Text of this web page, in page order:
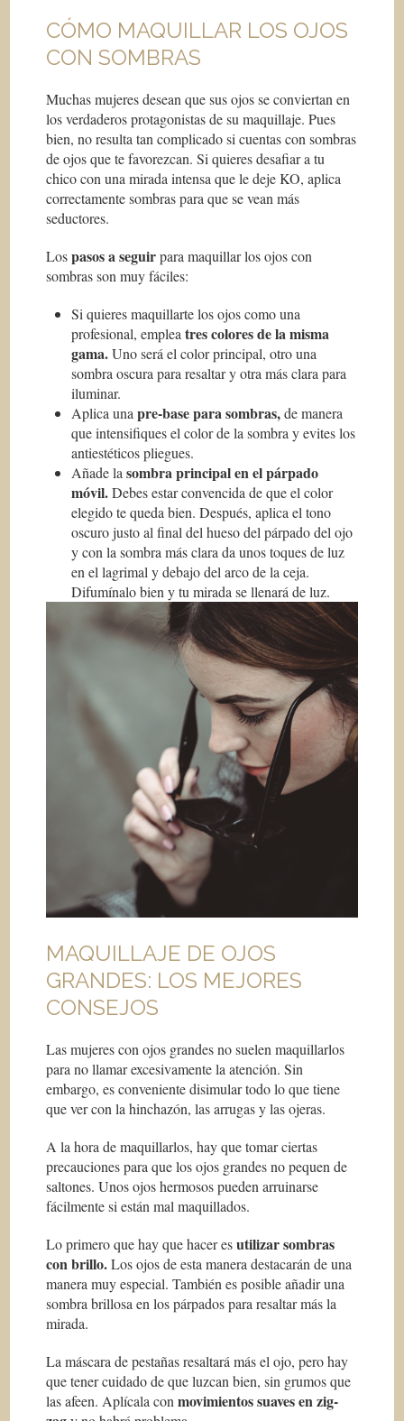
CÓMO MAQUILLAR LOS OJOS
CON SOMBRAS
Muchas mujeres desean que sus ojos se conviertan en
los verdaderos protagonistas de su maquillaje. Pues
bien, no resulta tan complicado si cuentas con sombras
de ojos que te favorezcan. Si quieres desafiar a tu
chico con una mirada intensa que le deje KO, aplica
correctamente sombras para que se vean más
seductores.
Lospasos a seguirpara maquillar los ojos con
sombras son muy fáciles:
Si quieres maquillarte los ojos como una
profesional, emplea tres colores de la misma
gama.Uno será el color principal, otro una
sombra oscura para resaltar y otra más clara para
iluminar.
Aplica unapre-base para sombras,de manera
que intensifiques el color de la sombra y evites los
antiestéticos pliegues.
Añade la sombra principal en el párpado
móvil.Debes estar convencida de que el color
elegido te queda bien. Después, aplica el tono
oscuro justo al final del hueso del párpado del ojo
y con la sombra más clara da unos toques de luz
en el lagrimal y debajo del arco de la ceja.
Difumínalo bien y tu mirada se llenará de luz.
MAQUILLAJE DE OJOS
GRANDES: LOS MEJORES
CONSEJOS
Las mujeres con ojos grandes no suelen maquillarlos
para no llamar excesivamente la atención. Sin
embargo, es conveniente disimular todo lo que tiene
que ver con la hinchazón, las arrugas y las ojeras.
A la hora de maquillarlos, hay que tomar ciertas
precauciones para que los ojos grandes no pequen de
saltones. Unos ojos hermosos pueden arruinarse
fácilmente si están mal maquillados.
Lo primero que hay que hacer esutilizar sombras
con brillo.Los ojos de esta manera destacarán de una
manera muy especial. También es posible añadir una
sombra brillosa en los párpados para resaltar más la
mirada.
La máscara de pestañas resaltará más el ojo, pero hay
que tener cuidado de que luzcan bien, sin grumos que
las afeen. Aplícala conmovimientos suaves en zig-